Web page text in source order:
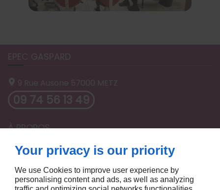
EPEC GASPARD
9 Rue Ausone 57000 METZ
09 74 56 13 49
À PROPOS
ACCUEIL
CONTACTEZ-NOUS
MENTIONS LÉGALES
PLAN DU SITE
SUIVEZ-NOUS
Your privacy is our priority
We use Cookies to improve user experience by
personalising content and ads, as well as analyzing